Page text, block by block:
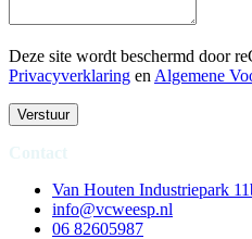
Deze site wordt beschermd door
Privacyverklaring en Algemene
Verstuur
Van Houten Industriepark
info@vcweesp.nl
06 82605987